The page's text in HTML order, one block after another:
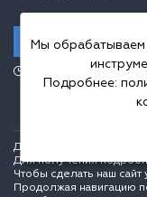
Заказать звонок
Пн.-Пт. 10.00-20.00,
Сб.-Вс. 10.00-18.00
Данный интернет сайт
Для получения
Чтобы сделать наш
Продолжая навигацию
Мы обрабатываем
Подробнее: